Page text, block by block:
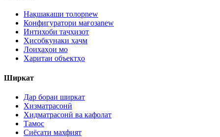
Нақшакаши толорnew
Конфигуратори мағозаnew
Интихоби таҷҳизот
Ҳисобкунаки ҳаҷм
Лоиҳаҳои мо
Харитаи объектҳо
Ширкат
Дар бораи ширкат
Хизматрасонӣ
Хидматрасонӣ ва кафолат
Тамос
Сиёсати махфият